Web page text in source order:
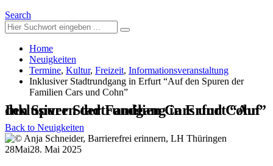
Search
Home
Neuigkeiten
Termine, Kultur, Freizeit, Informationsveranstaltung
Inklusiver Stadtrundgang in Erfurt “Auf den Spuren der
Familien Cars und Cohn”
Inklusiver Stadtrundgang in Erfurt “Auf den Spuren der Familien Cars und Cohn”
Back to Neuigkeiten
28Mai28. Mai 2025